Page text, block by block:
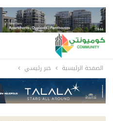
الصفحة الرئيسية خبر رئيسي